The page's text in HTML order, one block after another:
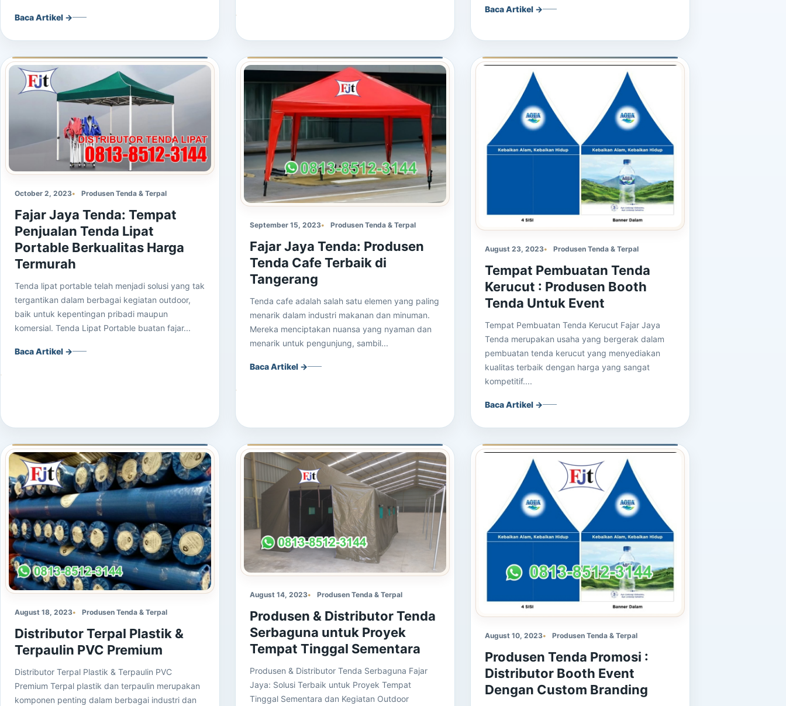
Baca Artikel →
Baca Artikel →
October 2, 2023 Produsen Tenda & Terpal
Fajar Jaya Tenda: Tempat
Penjualan Tenda Lipat
Portable Berkualitas Harga
Termurah
Tenda lipat portable telah menjadi solusi yang tak
tergantikan dalam berbagai kegiatan outdoor,
baik untuk kepentingan pribadi maupun
komersial. Tenda Lipat Portable buatan fajar...
Baca Artikel →
September 15, 2023 Produsen Tenda & Terpal
Fajar Jaya Tenda: Produsen
Tenda Cafe Terbaik di
Tangerang
Tenda cafe adalah salah satu elemen yang paling
menarik dalam industri makanan dan minuman.
Mereka menciptakan nuansa yang nyaman dan
menarik untuk pengunjung, sambil...
Baca Artikel →
August 23, 2023 Produsen Tenda & Terpal
Tempat Pembuatan Tenda
Kerucut : Produsen Booth
Tenda Untuk Event
Tempat Pembuatan Tenda Kerucut Fajar Jaya
Tenda merupakan usaha yang bergerak dalam
pembuatan tenda kerucut yang menyediakan
kualitas terbaik dengan harga yang sangat
kompetitif....
Baca Artikel →
August 18, 2023 Produsen Tenda & Terpal
Distributor Terpal Plastik &
Terpaulin PVC Premium
Distributor Terpal Plastik & Terpaulin PVC
Premium Terpal plastik dan terpaulin merupakan
komponen penting dalam berbagai industri dan
August 14, 2023 Produsen Tenda & Terpal
Produsen & Distributor Tenda
Serbaguna untuk Proyek
Tempat Tinggal Sementara
Produsen & Distributor Tenda Serbaguna Fajar
Jaya: Solusi Terbaik untuk Proyek Tempat
Tinggal Sementara dan Kegiatan Outdoor
August 10, 2023 Produsen Tenda & Terpal
Produsen Tenda Promosi :
Distributor Booth Event
Dengan Custom Branding